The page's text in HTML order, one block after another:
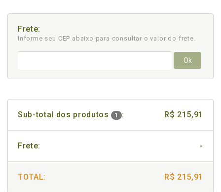
Frete:
Informe seu CEP abaixo para consultar o valor do frete.
Ok
Sub-total dos produtos 1 : R$ 215,91
Frete: -
TOTAL: R$ 215,91